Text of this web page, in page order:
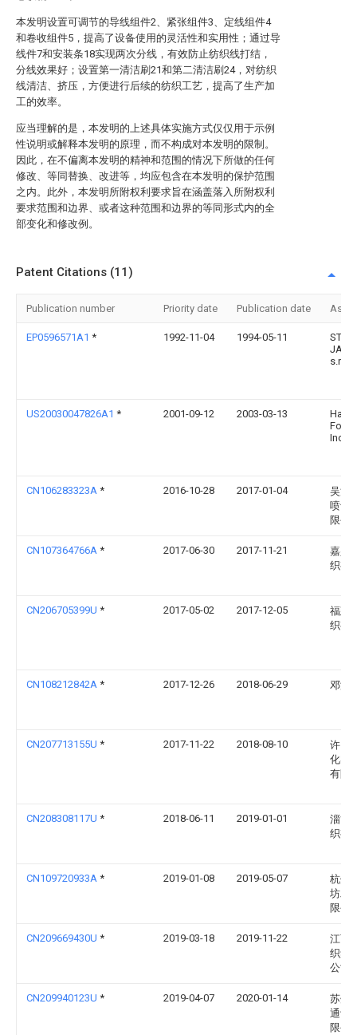
本发明设置可调节的导线组件2、紧张组件3、定线组件4
和卷收组件5，提高了设备使用的灵活性和实用性；通过导
线件7和安装条18实现两次分线，有效防止纺织线打结，
分线效果好；设置第一清洁刷21和第二清洁刷24，对纺织
线清洁、挤压，方便进行后续的纺织工艺，提高了生产加
工的效率。
应当理解的是，本发明的上述具体实施方式仅仅用于示例
性说明或解释本发明的原理，而不构成对本发明的限制。
因此，在不偏离本发明的精神和范围的情况下所做的任何
修改、等同替换、改进等，均应包含在本发明的保护范围
之内。此外，本发明所附权利要求旨在涵盖落入所附权利
要求范围和边界、或者这种范围和边界的等同形式内的全
部变化和修改例。
Patent Citations (11)
Publication number Priority date Publication date
EP0596571A1 * 1992-11-04 1994-05-11
s.r.l.
US20030047826A1 * 2001-09-12 2003-03-13
Form
Inc.
CN106283323A * 2016-10-28 2017-01-04
吴江
喷气
限公
CN107364766A * 2017-06-30 2017-11-21
嘉兴
织有
CN206705399U * 2017-05-02 2017-12-05
福建
织有
CN108212842A * 2017-12-26 2018-06-29 邓海
CN207713155U * 2017-11-22 2018-08-10
许昌
化实
有限
CN208308117U * 2018-06-11 2019-01-01
淄博
织有
CN109720933A * 2019-01-08 2019-05-07
杭州
坊工
限公
CN209669430U * 2019-03-18 2019-11-22
江西
织集
公司
CN209940123U * 2019-04-07 2020-01-14
苏州
通讯
限公